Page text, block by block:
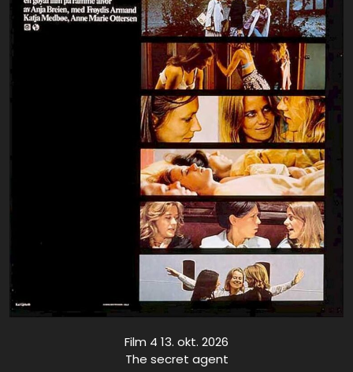
Film 4 13. okt. 2026
The secret agent